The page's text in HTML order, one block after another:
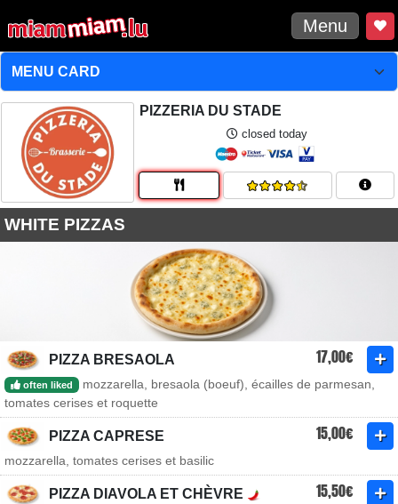
Menu
PIZZERIA DU STADE
closed today
WHITE PIZZAS
PIZZA BRESAOLA 17,00€
often liked
mozzarella, bresaola (boeuf), écailles de parmesan,
tomates cerises et roquette
PIZZA CAPRESE 15,00€
mozzarella, tomates cerises et basilic
PIZZA DIAVOLA ET CHÈVRE 15,50€